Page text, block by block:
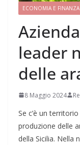
ECONOMIA E FINANZA
leader
delle
8 Maggio 2024
Se c’è un
produzione delle
della Sicilia. Nella